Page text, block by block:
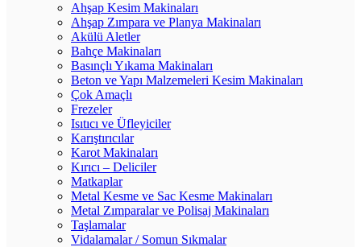
Ahşap Kesim Makinaları
Ahşap Zımpara ve Planya Makinaları
Akülü Aletler
Bahçe Makinaları
Basınçlı Yıkama Makinaları
Beton ve Yapı Malzemeleri Kesim Makinaları
Çok Amaçlı
Frezeler
Isıtıcı ve Üfleyiciler
Karıştırıcılar
Karot Makinaları
Kırıcı – Deliciler
Matkaplar
Metal Kesme ve Sac Kesme Makinaları
Metal Zımparalar ve Polisaj Makinaları
Taşlamalar
Vidalamalar / Somun Sıkmalar